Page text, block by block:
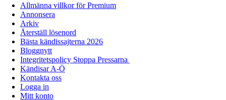
Allmänna villkor för Premium
Annonsera
Arkiv
Återställ lösenord
Bästa kändissajterna 2026
Bloggnytt
Integritetspolicy Stoppa Pressarna
Kändisar A-Ö
Kontakta oss
Logga in
Mitt konto